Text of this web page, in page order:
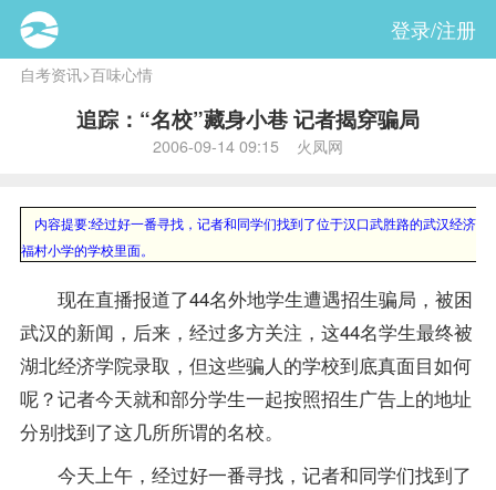
登录/注册
自考资讯>百味心情
追踪：“名校”藏身小巷 记者揭穿骗局
2006-09-14 09:15 火凤网
内容提要:经过好一番寻找，记者和同学们找到了位于汉口武胜路的武汉经济
福村小学的学校里面。
现在直播报道了44名外地学生遭遇招生骗局，被困
武汉的新闻，后来，经过多方关注，这44名学生最终被
湖北经济学院录取，但这些骗人的学校到底真面目如何
呢？记者今天就和部分学生一起按照招生广告上的地址
分别找到了这几所所谓的名校。
今天上午，经过好一番寻找，记者和同学们找到了